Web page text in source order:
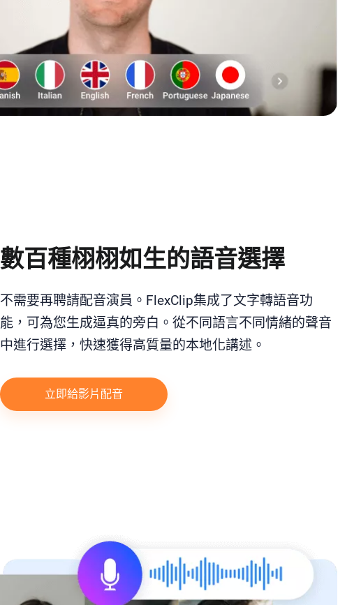
數百種栩栩如生的語音選擇
不需要再聘請配音演員。FlexClip集成了文字轉語音功
能，可為您生成逼真的旁白。從不同語言不同情緒的聲音
中進行選擇，快速獲得高質量的本地化講述。
立即給影片配音